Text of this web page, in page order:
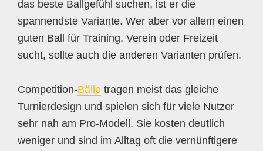
das beste Ballgefühl suchen, ist er die
spannendste Variante. Wer aber vor allem einen
guten Ball für Training, Verein oder Freizeit
sucht, sollte auch die anderen Varianten prüfen.
Competition-Bälle tragen meist das gleiche
Turnierdesign und spielen sich für viele Nutzer
sehr nah am Pro-Modell. Sie kosten deutlich
weniger und sind im Alltag oft die vernünftigere